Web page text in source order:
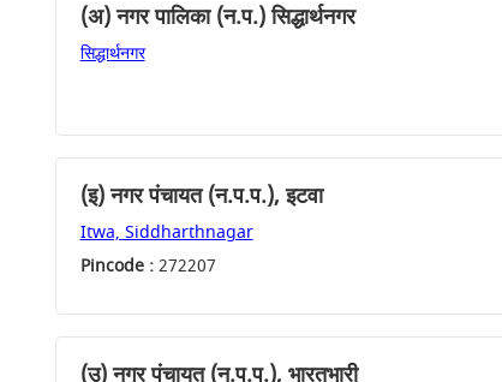
(अ) नगर पालिका (न.प.) सिद्धार्थनगर
सिद्धार्थनगर
(इ) नगर पंचायत (न.प.प.), इटवा
Itwa, Siddharthnagar
Pincode :272207
(उ) नगर पंचायत (न.प.प.), भारतभारी